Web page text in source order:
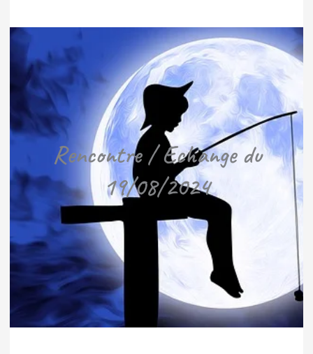
Rencontre / Echange du
19/08/2024